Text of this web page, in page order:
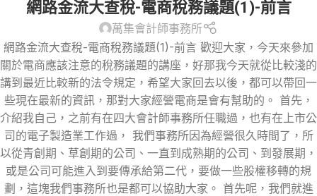
賣,網路購物,跨境電商,電子商務
網路金流大查稅-電商稅務議題(1)-前言
萬集會計師事務所
網路金流大查稅-電商稅務議題(1)-前言 歡迎大家，今天來參加
關於電商應該注意的稅務議題的講座，好那我今天就從比較淺的
講到最近比較新的法令規定，希望大家回去以後，都可以帶回一
些現在最新的資訊，那對大家經營電商是會有幫助的。 首先，
介紹我自己，之前有在四大會計師事務所任職過，也有在上市公
司的電子製造業工作過， 我們事務所因為經營很久時間了，所
以從青創期、草創期的公司、一直到成熟期的公司、到發展期，
或是公司可能進入到要傳承給第二代，要做一些股權移轉的規
劃，這塊我們事務所也是都可以協助大家。 首先呢，我們就進